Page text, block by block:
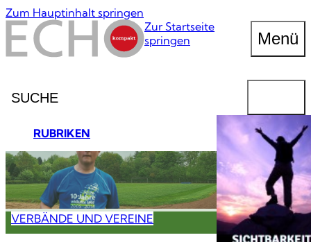
Zum Hauptinhalt springen
Zur Startseite
springen
Menü
RUBRIKEN
VERBÄNDE UND VEREINE